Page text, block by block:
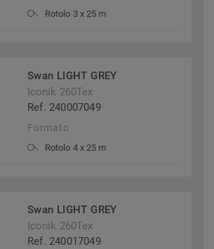
Rotolo 3 x 25 m
Swan LIGHT GREY
Iconik 260Tex
Ref. 240007049
Formato
Rotolo 4 x 25 m
Swan LIGHT GREY
Iconik 260Tex
Ref. 240017049